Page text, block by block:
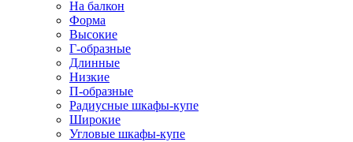
На балкон
Форма
Высокие
Г-образные
Длинные
Низкие
П-образные
Радиусные шкафы-купе
Широкие
Угловые шкафы-купе